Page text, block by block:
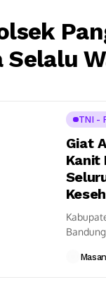
TNI -
Giat
Kanit
Masan